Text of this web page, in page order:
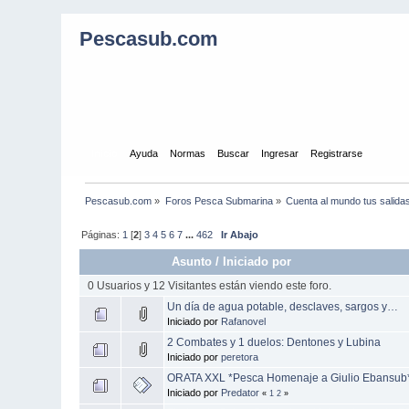
Pescasub.com
Ayuda Normas Buscar Ingresar Registrarse
Pescasub.com » Foros Pesca Submarina» Cuenta al mundo tus salidas
Páginas: 1 [2]3 4 5 6 7 ...462 Ir Abajo
Asunto / Iniciado por
0 Usuarios y 12 Visitantes están viendo este foro.
Un día de agua potable, desclaves, sargos y…
Iniciado por Rafanovel
2 Combates y 1 duelos: Dentones y Lubina
Iniciado porperetora
ORATA XXL *Pesca Homenaje a Giulio
Iniciado por Predator « 1 2 »